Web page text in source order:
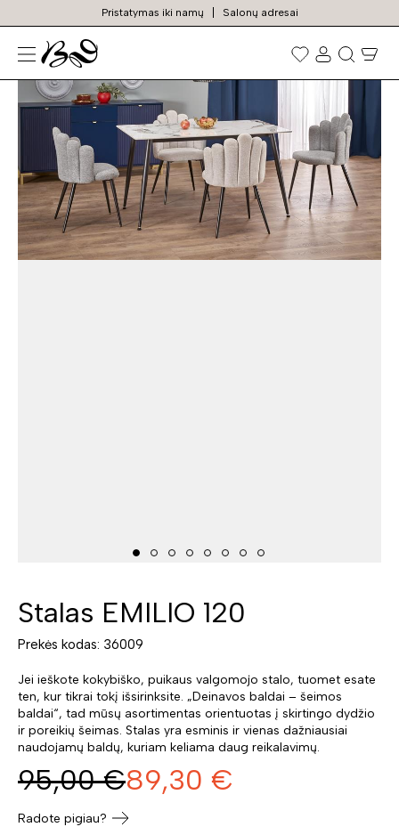
Pristatymas iki namų Salonų adresai
Prekių
paieška
N
Stalas EMILIO 120
Prekės kodas: 36009
Jei ieškote kokybiško, puikaus valgomojo stalo, tuomet esate
ten, kur tikrai tokį išsirinksite. „Deinavos baldai – šeimos
baldai“, tad mūsų asortimentas orientuotas į skirtingo dydžio
ir poreikių šeimas. Stalas yra esminis ir vienas dažniausiai
naudojamų baldų, kuriam keliama daug reikalavimų.
95,00 €89,30 €
Radote pigiau?